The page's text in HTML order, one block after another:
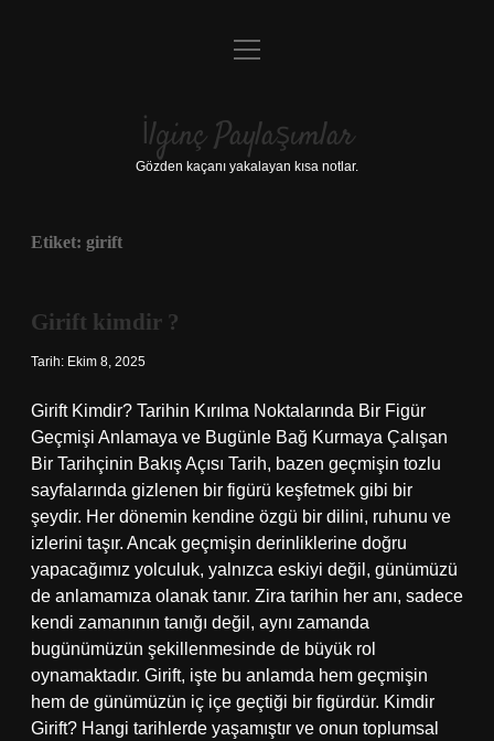
Anasayfa
Yasal Uyarı
menüyü
İlginç Paylaşımlar
Gözden kaçanı yakalayan kısa notlar.
Etiket: girift
Girift kimdir ?
Tarih: Ekim 8, 2025
Girift Kimdir? Tarihin Kırılma Noktalarında Bir Figür
Geçmişi Anlamaya ve Bugünle Bağ Kurmaya Çalışan
Bir Tarihçinin Bakış Açısı Tarih, bazen geçmişin tozlu
sayfalarında gizlenen bir figürü keşfetmek gibi bir
şeydir. Her dönemin kendine özgü bir dilini, ruhunu ve
izlerini taşır. Ancak geçmişin derinliklerine doğru
yapacağımız yolculuk, yalnızca eskiyi değil, günümüzü
de anlamamıza olanak tanır. Zira tarihin her anı, sadece
kendi zamanının tanığı değil, aynı zamanda
bugünümüzün şekillenmesinde de büyük rol
oynamaktadır. Girift, işte bu anlamda hem geçmişin
hem de günümüzün iç içe geçtiği bir figürdür. Kimdir
Girift? Hangi tarihlerde yaşamıştır ve onun toplumsal